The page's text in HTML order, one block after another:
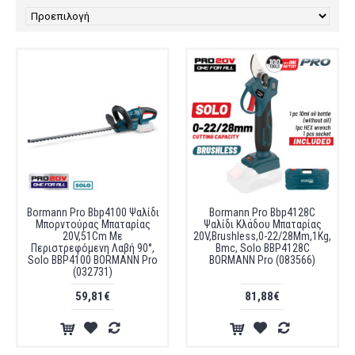
Bormann Pro Bbp4100 Ψαλίδι
Μπορντούρας Μπαταρίας
20V,51Cm Με
Περιστρεφόμενη Λαβή 90°,
Solo BBP4100 BORMANN Pro
(032731)
59,81€
Bormann Pro Bbp4128C
Ψαλίδι Κλάδου Μπαταρίας
20V,Brushless,0-22/28Mm,1Kg,
Bmc, Solo BBP4128C
BORMANN Pro (083566)
81,88€